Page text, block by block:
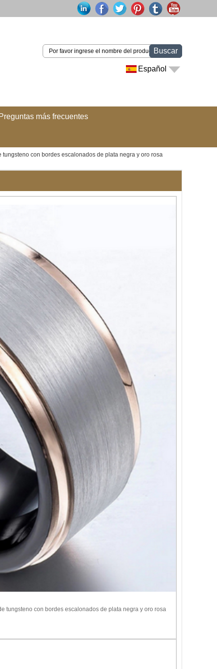
Buscar
Español
más frecuentes
con bordes escalonados de plata negra y oro rosa
tungsteno con bordes escalonados de plata negra y oro rosa